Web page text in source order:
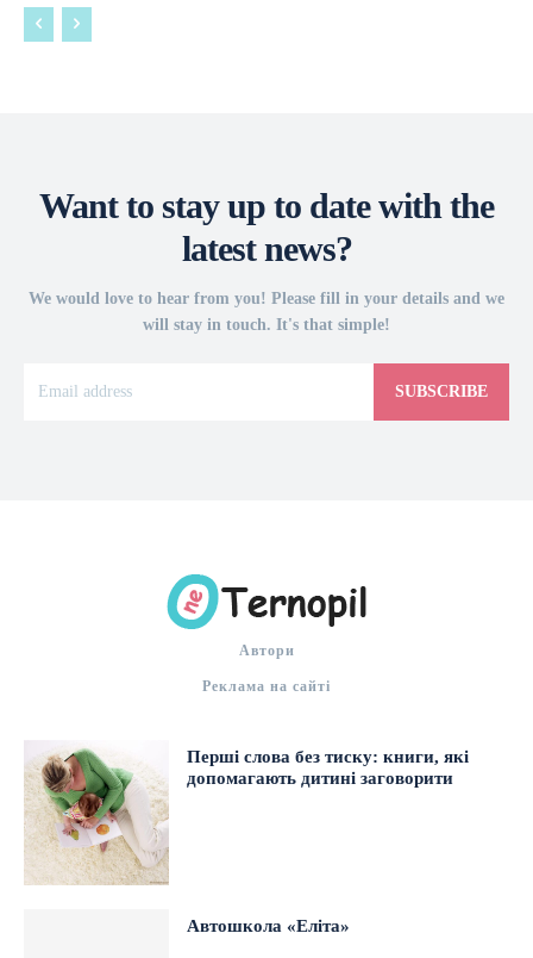
Want to stay up to date with the
latest news?
We would love to hear from you! Please fill in your details and we
will stay in touch. It's that simple!
SUBSCRIBE
Автори
Реклама на сайті
Перші слова без тиску: книги, які
допомагають дитині заговорити
Автошкола «Еліта»